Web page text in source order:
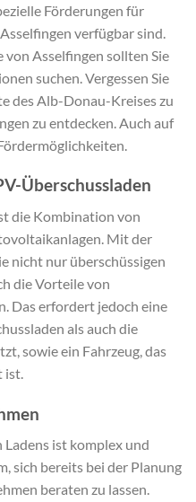
Förderungen für
verfügbar sind.
Asselfingen sollten Sie
suchen. Vergessen Sie
des Alb-Donau-Kreises zu
zu entdecken. Auch auf
Überschussladen
die Kombination von
Mit der
nicht nur überschüssigen
die Vorteile von
Das erfordert jedoch eine
als auch die
sowie ein Fahrzeug, das
ist.
ist komplex und
sich bereits bei der Planung
beraten zu lassen.